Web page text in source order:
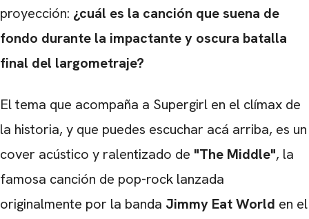
proyección: ¿cuál es la canción que suena de
fondo durante la impactante y oscura batalla
final del largometraje?
El tema que acompaña a Supergirl en el clímax de
la historia, y que puedes escuchar acá arriba, es un
cover acústico y ralentizado de "The Middle", la
famosa canción de pop-rock lanzada
originalmente por la banda Jimmy Eat World en el